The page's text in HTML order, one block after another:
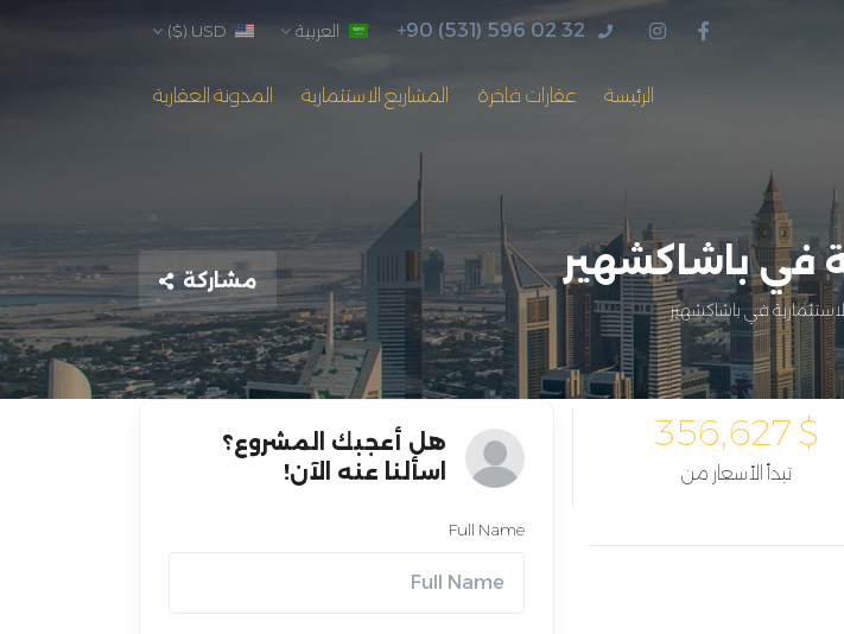
+90 (531) 596 02 32 العربية USD ($)
الرئيسة عقارات فاخرة المشاريع الاستثمارية المدونة العقارية
في باشاكشهير
في باشاكشهير
مشاركة
$
تبدأ الأسعار من
هل أعجبك المشروع؟
اسألنا عنه الآن!
Full Name